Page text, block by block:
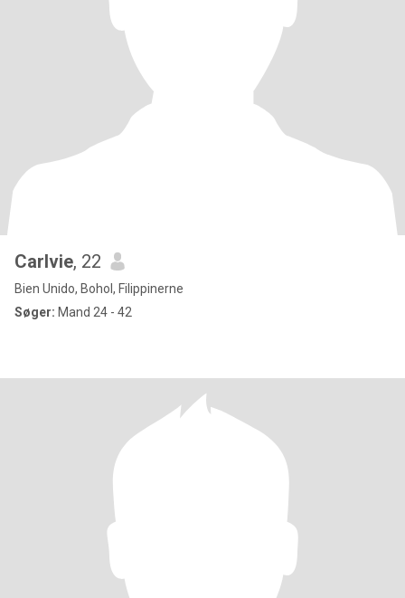
Carlvie, 22
Bien Unido, Bohol, Filippinerne
Søger: Mand 24 - 42